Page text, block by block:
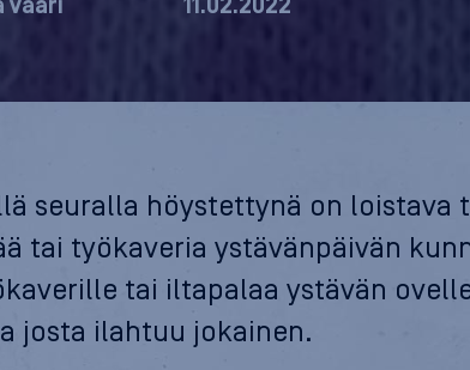
vaari 11.02.2022
seuralla höystettynä on loistava
tai työkaveria ystävänpäivän
tai iltapalaa ystävän
josta ilahtuu jokainen.